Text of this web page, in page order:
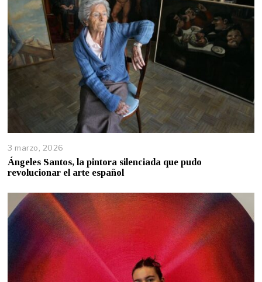
3 marzo, 2026
Ángeles Santos, la pintora silenciada que pudo
revolucionar el arte español